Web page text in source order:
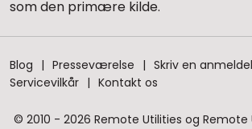
som den primære kilde.
Blog Presseværelse
Skriv en
Servicevilkår
Kontakt os
© 2010 - 2026 Remote Utilities og